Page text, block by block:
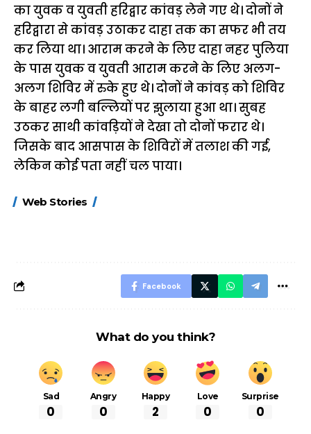
का युवक व युवती हरिद्वार कांवड़ लेने गए थे। दोनों ने
हरिद्वारा से कांवड़ उठाकर दाहा तक का सफर भी तय
कर लिया था। आराम करने के लिए दाहा नहर पुलिया
के पास युवक व युवती आराम करने के लिए अलग-
अलग शिविर में रुके हुए थे। दोनों ने कांवड़ को शिविर
के बाहर लगी बल्लियों पर झुलाया हुआ था। सुबह
उठकर साथी कांवड़ियों ने देखा तो दोनों फरार थे।
जिसके बाद आसपास के शिविरों में तलाश की गई,
लेकिन कोई पता नहीं चल पाया।
Web Stories
FASTag के ये नए
Facebook
What do you think?
Sad
0
Angry
0
Happy
2
Love
0
Surprise
0